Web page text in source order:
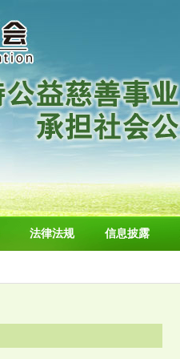
法律法规 信息披露